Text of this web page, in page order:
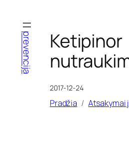
turinio
prevencija
Ketipinor
2017-12-24
Pradžia Atsakymai